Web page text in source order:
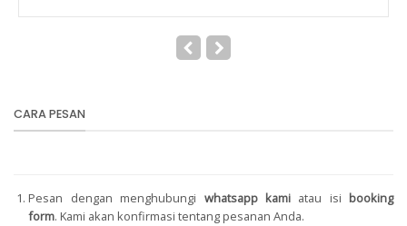
CARA PESAN
Pesan dengan menghubungi whatsapp kami atau isi booking
form. Kami akan konfirmasi tentang pesanan Anda.